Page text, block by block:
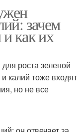
зачем
как их
роста зеленой
калий тоже входят
но не все